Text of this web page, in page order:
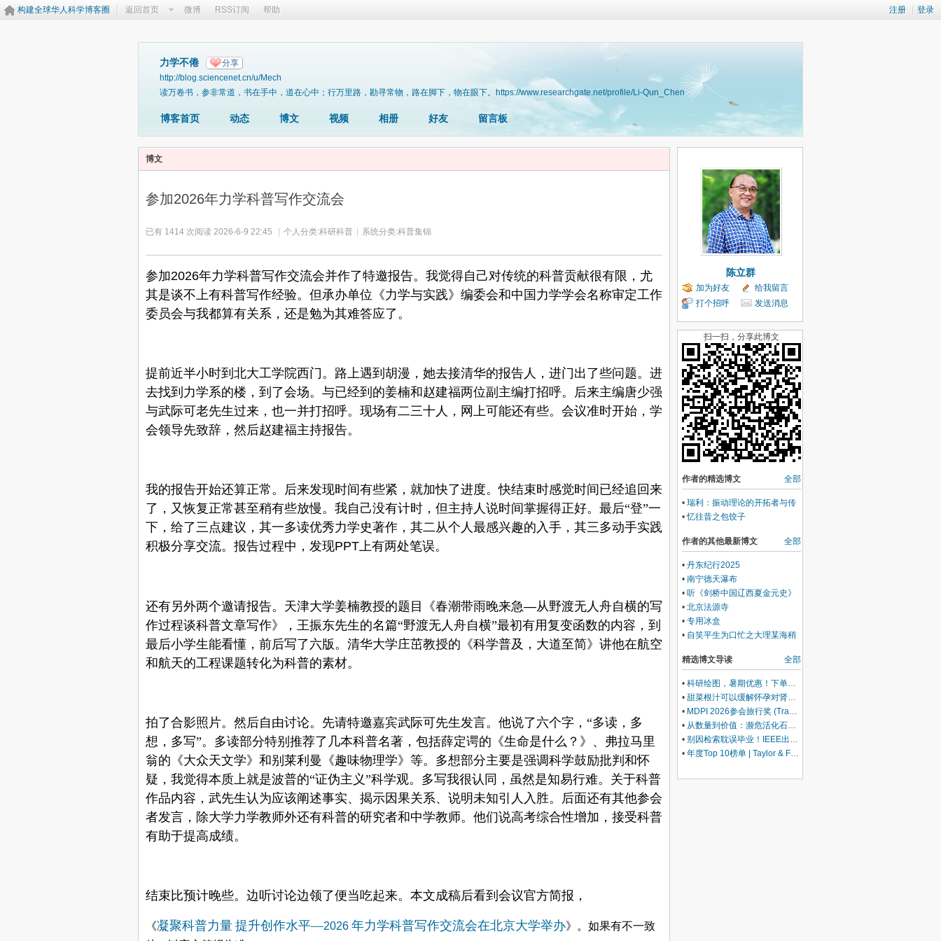
注册 登录
构建全球华人科学博客圈 返回首页 微博 RSS订阅 帮助
力学不倦 分享
http://blog.sciencenet.cn/u/Mech
读万卷书，参非常道，书在手中，道在心中；行万里路，勘寻常物，路在脚下，物在眼下。https://www.researchgate.net/profile/Li-Qun_Chen
博客首页 动态 博文 视频 相册 好友 留言板
博文
参加2026年力学科普写作交流会
已有 1414 次阅读 2026-6-9 22:45 个人分类:科研科普 系统分类:科普集锦
参加2026年力学科普写作交流会并作了特邀报告。我觉得自己对传统的科普贡献很有限，尤
其是谈不上有科普写作经验。但承办单位《力学与实践》编委会和中国力学学会名称审定工作
委员会与我都算有关系，还是勉为其难答应了。
提前近半小时到北大工学院西门。路上遇到胡漫，她去接清华的报告人，进门出了些问题。进
去找到力学系的楼，到了会场。与已经到的姜楠和赵建福两位副主编打招呼。后来主编唐少强
与武际可老先生过来，也一并打招呼。现场有二三十人，网上可能还有些。会议准时开始，学
会领导先致辞，然后赵建福主持报告。
我的报告开始还算正常。后来发现时间有些紧，就加快了进度。快结束时感觉时间已经追回来
了，又恢复正常甚至稍有些放慢。我自己没有计时，但主持人说时间掌握得正好。最后“登”一
下，给了三点建议，其一多读优秀力学史著作，其二从个人最感兴趣的入手，其三多动手实践
积极分享交流。报告过程中，发现PPT上有两处笔误。
还有另外两个邀请报告。天津大学姜楠教授的题目《春潮带雨晚来急—从野渡无人舟自横的写
作过程谈科普文章写作》，王振东先生的名篇“野渡无人舟自横”最初有用复变函数的内容，到
最后小学生能看懂，前后写了六版。清华大学庄茁教授的《科学普及，大道至简》讲他在航空
和航天的工程课题转化为科普的素材。
拍了合影照片。然后自由讨论。先请特邀嘉宾武际可先生发言。他说了六个字，“多读，多
想，多写”。多读部分特别推荐了几本科普名著，包括薛定谔的《生命是什么？》、弗拉马里
翁的《大众天文学》和别莱利曼《趣味物理学》等。多想部分主要是强调科学鼓励批判和怀
疑，我觉得本质上就是波普的“证伪主义”科学观。多写我很认同，虽然是知易行难。关于科普
作品内容，武先生认为应该阐述事实、揭示因果关系、说明未知引人入胜。后面还有其他参会
者发言，除大学力学教师外还有科普的研究者和中学教师。他们说高考综合性增加，接受科普
有助于提高成绩。
结束比预计晚些。边听讨论边领了便当吃起来。本文成稿后看到会议官方简报，
《凝聚科普力量 提升创作水平—2026 年力学科普写作交流会在北京大学举办》。如果有不一致
陈立群
加为好友
给我留言
打个招呼
发送消息
扫一扫，分享此博文
全部
作者的精选博文
• 瑞利：振动理论的开拓者与传
播者
•忆往昔之包饺子
全部
作者的其他最新博文
• 丹东纪行2025
• 南宁德天瀑布
• 听《剑桥中国辽西夏金元史》
之西夏史
• 北京法源寺
• 专用冰盒
• 自笑平生为口忙之大理某海稍
全部
精选博文导读
• 科研绘图，暑期优惠！下单立减500元
• 甜菜根汁可以缓解怀孕对肾脏的压力
• MDPI 2026参会旅行奖 (Travel Award) 中国区获奖名单公布！
• 从数量到价值：濒危活化石ELF 理论重塑濒危物种保护优先级
• 别因检索耽误毕业！IEEE出版+EI快检索，8-9月会议合集征稿中
• 年度Top 10榜单 | Taylor & Francis科学与技术领域中国作者最受欢迎的热门文章榜单出炉！